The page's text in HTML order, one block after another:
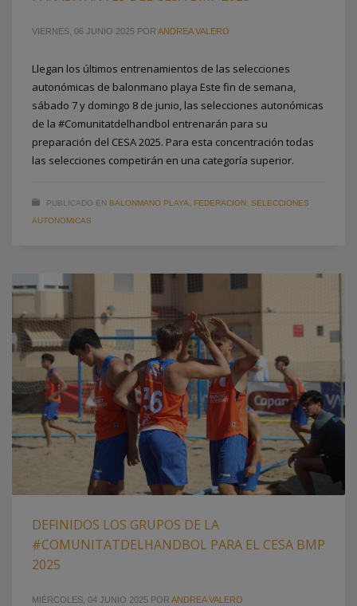
VIERNES, 06 JUNIO 2025 POR ANDREA VALERO
Llegan los últimos entrenamientos de las selecciones
autonómicas de balonmano playa Este fin de semana,
sábado 7 y domingo 8 de junio, las selecciones autonómicas
de la #Comunitatdelhandbol entrenarán para su
preparación del CESA 2025. Para esta concentración todas
las selecciones competirán en una categoría superior.
PUBLICADO EN BALONMANO PLAYA FEDERACION SELECCIONES
AUTONOMICAS
DEFINIDOS LOS GRUPOS DE LA
#COMUNITATDELHANDBOL PARA EL CESA BMP
2025
MIÉRCOLES, 04 JUNIO 2025 POR ANDREA VALERO